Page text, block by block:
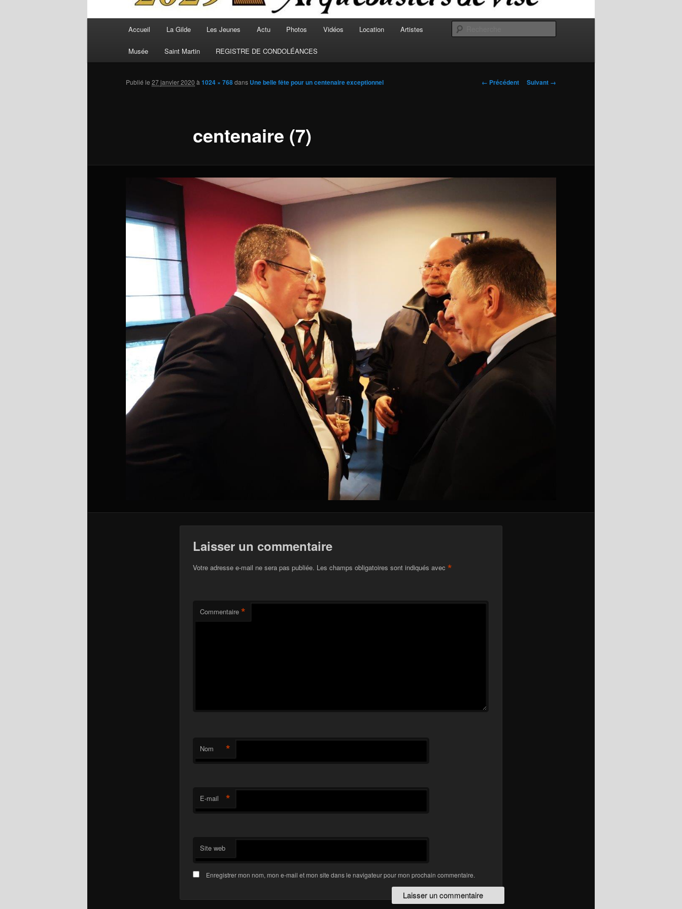
Accueil La Gilde Les Jeunes Actu Photos Vidéos Location Artistes
Musée Saint Martin REGISTRE DE CONDOLÉANCES
Navigation
← Précédent Suivant →
centenaire (7)
Publié le 27 janvier 2020 à 1024 × 768dans Une belle fête pour un centenaire exceptionnel
Laisser un commentaire
Votre adresse e-mail ne sera pas publiée. Les champs obligatoires sont indiqués avec *
Commentaire *
Nom *
E-mail *
Site web
Enregistrer mon nom, mon e-mail et mon site dans le navigateur pour mon prochain commentaire.